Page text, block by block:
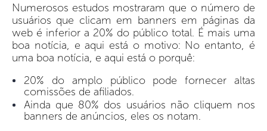
Numerosos estudos mostraram que o número de
usuários que clicam em banners em páginas da
web é inferior a 20% do público total. É mais uma
boa notícia, e aqui está o motivo: No entanto, é
uma boa notícia, e aqui está o porquê:
20% do amplo público pode fornecer altas
comissões de afiliados.
Ainda que 80% dos usuários não cliquem nos
banners de anúncios, eles os notam.